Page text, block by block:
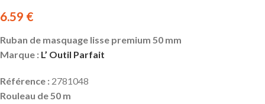
6.59 €
Ruban de masquage lisse premium 50 mm
Marque : L’ Outil Parfait
Référence : 2781048
Rouleau de 50 m